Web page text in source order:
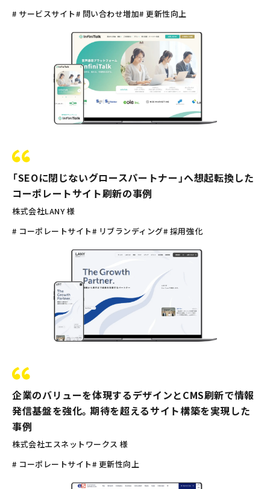
# サービスサイト# 問い合わせ増加# 更新性向上
「SEOに閉じないグロースパートナー」へ想起転換した
コーポレートサイト刷新の事例
株式会社LANY 様
# コーポレートサイト# リブランディング# 採用強化
企業のバリューを体現するデザインとCMS刷新で情報
発信基盤を強化。期待を超えるサイト構築を実現した
事例
株式会社エスネットワークス 様
# コーポレートサイト# 更新性向上